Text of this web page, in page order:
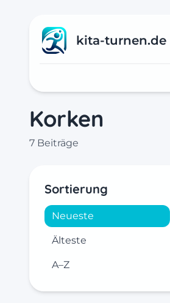
kita-turnen.de
Korken
7 Beiträge
Sortierung
Neueste
Älteste
A–Z